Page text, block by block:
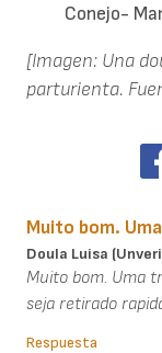
Conejo-
[Imagen: Una
parturienta.
Muito bom.
Doula Luisa
Muito bom. Uma
seja retirado
Respuesta